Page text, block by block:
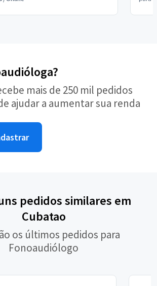
mais de 250 mil pedidos
ajudar a aumentar sua renda
pedidos similares em
Cubatao
os últimos pedidos para
Fonoaudiólogo